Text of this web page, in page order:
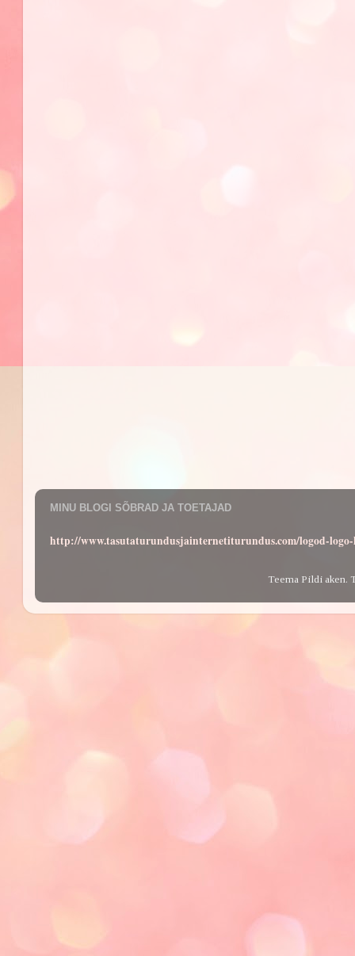
MINU BLOGI SÕBRAD JA TOETAJAD
http://www.tasutaturundusjainternetiturundus.com/logod-
Teema Pildi aken.